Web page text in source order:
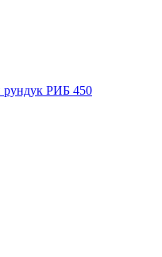
рундук РИБ 450